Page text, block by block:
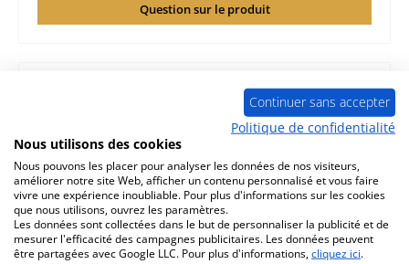
Question sur le produit
d‘origine pierre latérale gauche arrière haut A pour le
poêle Supra Chloe convient aux modèles jusqu'à l'année
de construc…Plus
Caractéristiques
Informations sur la sécurité du produit
Continuer sans accepter
Politique de confidentialité
Nous utilisons des cookies
Nous pouvons les placer pour analyser les données de nos visiteurs,
améliorer notre site Web, afficher un contenu personnalisé et vous faire
vivre une expérience inoubliable. Pour plus d'informations sur les cookies
que nous utilisons, ouvrez les paramètres.
Les données sont collectées dans le but de personnaliser la publicité et de
mesurer l'efficacité des campagnes publicitaires. Les données peuvent
être partagées avec Google LLC. Pour plus d'informations, cliquez ici.